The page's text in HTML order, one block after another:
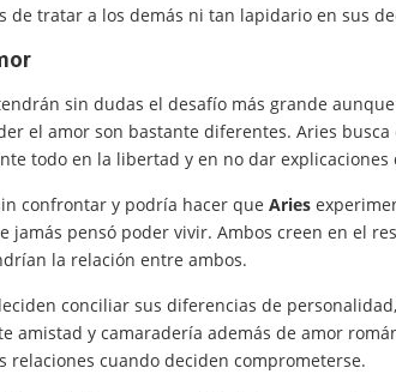
de tratar a los demás ni tan lapidario en sus
sin dudas el desafío más grande
el amor son bastante diferentes. Aries
todo en la libertad y en no dar explicaciones
confrontar y podría hacer que Aries
jamás pensó poder vivir. Ambos creen en el
la relación entre ambos.
conciliar sus diferencias de
amistad y camaradería además de amor
relaciones cuando deciden comprometerse.